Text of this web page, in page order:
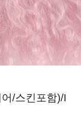
/스킨포함)/I